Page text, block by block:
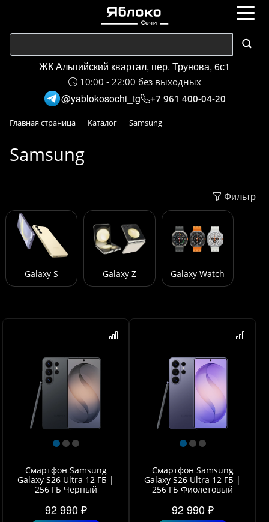
ЖК Альпийский квартал, пер. Трунова, 6с1
10:00 - 22:00 без выходных
@yablokosochi_tg +7 961 400-04-20
Главная страница Каталог Samsung
Samsung
Фильтр
Galaxy S Galaxy Z Galaxy Watch
Смартфон Samsung
Galaxy S26 Ultra 12 ГБ |
256 ГБ Черный
92 990 ₽
Смартфон Samsung
Galaxy S26 Ultra 12 ГБ |
256 ГБ Фиолетовый
92 990 ₽